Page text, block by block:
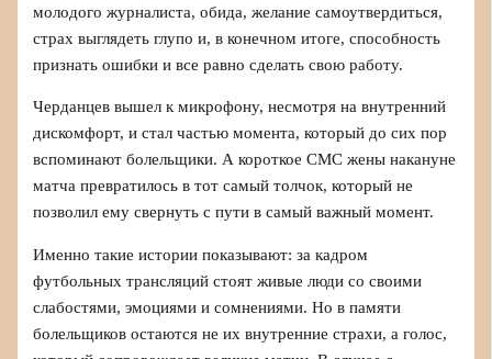
молодого журналиста, обида, желание самоутвердиться,
страх выглядеть глупо и, в конечном итоге, способность
признать ошибки и все равно сделать свою работу.
Черданцев вышел к микрофону, несмотря на внутренний
дискомфорт, и стал частью момента, который до сих пор
вспоминают болельщики. А короткое СМС жены накануне
матча превратилось в тот самый толчок, который не
позволил ему свернуть с пути в самый важный момент.
Именно такие истории показывают: за кадром
футбольных трансляций стоят живые люди со своими
слабостями, эмоциями и сомнениями. Но в памяти
болельщиков остаются не их внутренние страхи, а голос,